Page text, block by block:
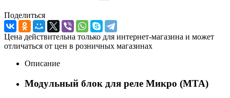
Поделиться
Цена действительна только для интернет-магазина и может
отличаться от цен в розничных магазинах
Описание
Модульный блок для реле Микро (MTA)